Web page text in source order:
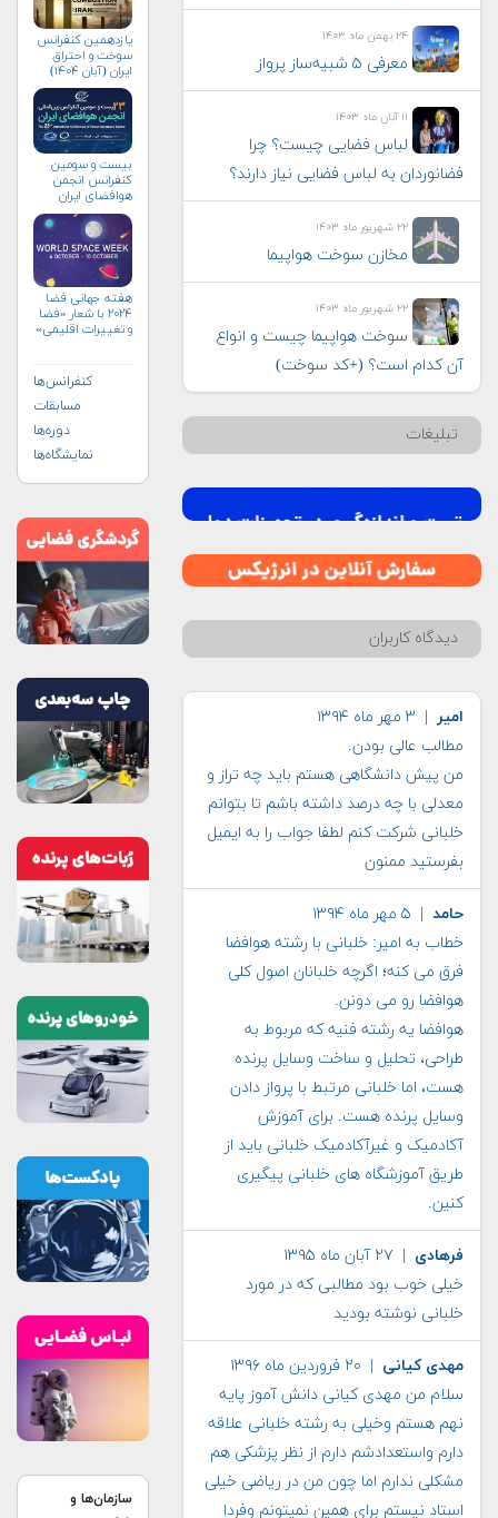
۲۴ بهمن ماه ۱۴۰۳
معرفی ۵ شبیه‌ساز پرواز
۱۱ آبان ماه ۱۴۰۳
لباس فضایی چیست؟ چرا
فضانوردان به لباس فضایی نیاز دارند؟
۲۲ شهریور ماه ۱۴۰۳
مخازن سوخت هواپیما
۲۲ شهریور ماه ۱۴۰۳
سوخت هواپیما چیست و انواع
آن کدام است؟ (+کد سوخت)
تبلیغات
دیدگاه کاربران
امیر
مطالب عالی بودن.
من پیش دانشگاهی هستم باید چه تراز و
معدلی با چه درصد داشته باشم تا بتوانم
خلبانی شرکت کنم لطفا جواب را به ایمیل
بفرستید ممنون
حامد
خطاب به امیر: خلبانی با رشته هوافضا
فرق می کنه؛ اگرچه خلبانان اصول کلی
هوافضا رو می دونن.
هوافضا یه رشته فنیه که مربوط به
طراحی، تحلیل و ساخت وسایل پرنده
هست، اما خلبانی مرتبط با پرواز دادن
وسایل پرنده هست. برای آموزش
آکادمیک و غیرآکادمیک خلبانی باید از
طریق آموزشگاه های خلبانی پیگیری
کنین.
فرهادی
خیلی خوب بود مطالبی که در مورد
خلبانی نوشته بودید
مهدی کیانی
سلام من مهدی کیانی دانش آموز پایه
نهم هستم وخیلی به رشته خلبانی علاقه
دارم واستعدادشم دارم از نظر پزشکی هم
مشکلی ندارم اما چون من در ریاضی خیلی
استاد نیستم برای همین نمیتونم وفردا
یازدهمین کنفرانس
سوخت و احتراق
ایران (آبان‌ ۱۴۰۴)
بیست و سومین
کنفرانس انجمن
هوافضای ايران
هفته جهانی فضا
۲۰۲۴ با شعار «فضا
و تغییرات اقلیمی»
کنفرانس‌ها
مسابقات
دوره‌ها
نمایشگاه‌ها
سازمان‌ها و